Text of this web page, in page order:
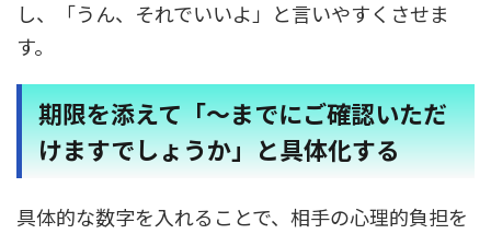
し、「うん、それでいいよ」と言いやすくさせま
す。
期限を添えて「〜までにご確認いただ
けますでしょうか」と具体化する
具体的な数字を入れることで、相手の心理的負担を